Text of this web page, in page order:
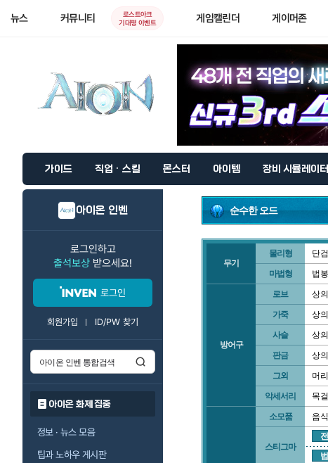
뉴스 커뮤니티
로스트아크
기대평 이벤트
게임캘린더 게이머존
가이드 직업 · 스킬 몬스터 아이템 장비 시뮬레이터
아이온 인벤
로그인하고
출석보상 받으세요!
로그인
회원가입 ID/PW 찾기
아이온 화제 집중
정보 · 뉴스 모음
팁과 노하우 게시판
순수한 오드
무기
물리형 단검
마법형 법봉
방어구
로브 상의
가죽 상의
사슬 상의
판금 상의
그외 머리
악세서리 목
소모품 음식
스티그마